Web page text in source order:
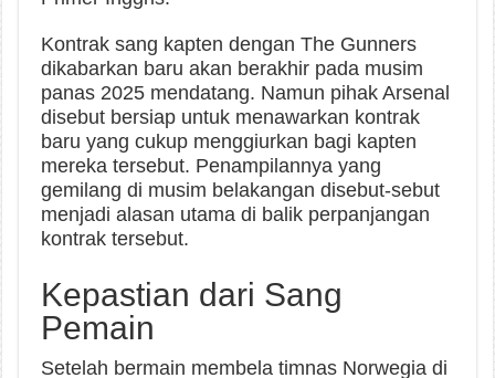
Kontrak sang kapten dengan The Gunners
dikabarkan baru akan berakhir pada musim
panas 2025 mendatang. Namun pihak Arsenal
disebut bersiap untuk menawarkan kontrak
baru yang cukup menggiurkan bagi kapten
mereka tersebut. Penampilannya yang
gemilang di musim belakangan disebut-sebut
menjadi alasan utama di balik perpanjangan
kontrak tersebut.
Kepastian dari Sang
Pemain
Setelah bermain membela timnas Norwegia di